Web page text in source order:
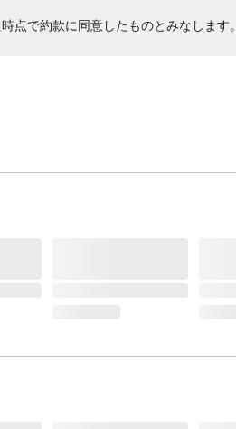
点で約款に同意したものとみなします。